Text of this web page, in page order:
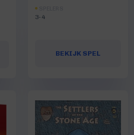
3-4
BEKIJK SPEL